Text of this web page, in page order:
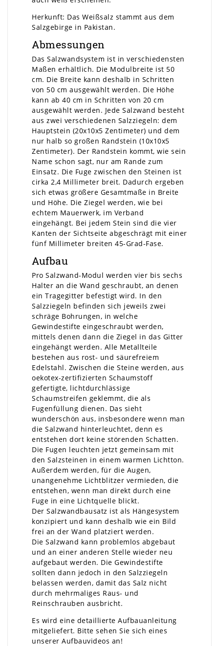
Herkunft: Das Weißsalz stammt aus dem
Salzgebirge in Pakistan.
Abmessungen
Das Salzwandsystem ist in verschiedensten
Maßen erhältlich. Die Modulbreite ist 50
cm. Die Breite kann deshalb in Schritten
von 50 cm ausgewählt werden. Die Höhe
kann ab 40 cm in Schritten von 20 cm
ausgewählt werden. Jede Salzwand besteht
aus zwei verschiedenen Salzziegeln: dem
Hauptstein (20x10x5 Zentimeter) und dem
nur halb so großen Randstein (10x10x5
Zentimeter). Der Randstein kommt, wie sein
Name schon sagt, nur am Rande zum
Einsatz. Die Fuge zwischen den Steinen ist
cirka 2,4 Millimeter breit. Dadurch ergeben
sich etwas größere Gesamtmaße in Breite
und Höhe. Die Ziegel werden, wie bei
echtem Mauerwerk, im Verband
eingehängt. Bei jedem Stein sind die vier
Kanten der Sichtseite abgeschrägt mit einer
fünf Millimeter breiten 45-Grad-Fase.
Aufbau
Pro Salzwand-Modul werden vier bis sechs
Halter an die Wand geschraubt, an denen
ein Tragegitter befestigt wird. In den
Salzziegeln befinden sich jeweils zwei
schräge Bohrungen, in welche
Gewindestifte eingeschraubt werden,
mittels denen dann die Ziegel in das Gitter
eingehängt werden. Alle Metallteile
bestehen aus rost- und säurefreiem
Edelstahl. Zwischen die Steine werden, aus
oekotex-zertifizierten Schaumstoff
gefertigte, lichtdurchlässige
Schaumstreifen geklemmt, die als
Fugenfüllung dienen. Das sieht
wunderschön aus, insbesondere wenn man
die Salzwand hinterleuchtet, denn es
entstehen dort keine störenden Schatten.
Die Fugen leuchten jetzt gemeinsam mit
den Salzsteinen in einem warmen Lichtton.
Außerdem werden, für die Augen,
unangenehme Lichtblitzer vermieden, die
entstehen, wenn man direkt durch eine
Fuge in eine Lichtquelle blickt.
Der Salzwandbausatz ist als Hängesystem
konzipiert und kann deshalb wie ein Bild
frei an der Wand platziert werden.
Die Salzwand kann problemlos abgebaut
und an einer anderen Stelle wieder neu
aufgebaut werden. Die Gewindestifte
sollten dann jedoch in den Salzziegeln
belassen werden, damit das Salz nicht
durch mehrmaliges Raus- und
Reinschrauben ausbricht.
Es wird eine detaillierte Aufbauanleitung
mitgeliefert. Bitte sehen Sie sich eines
unserer Aufbauvideos an!